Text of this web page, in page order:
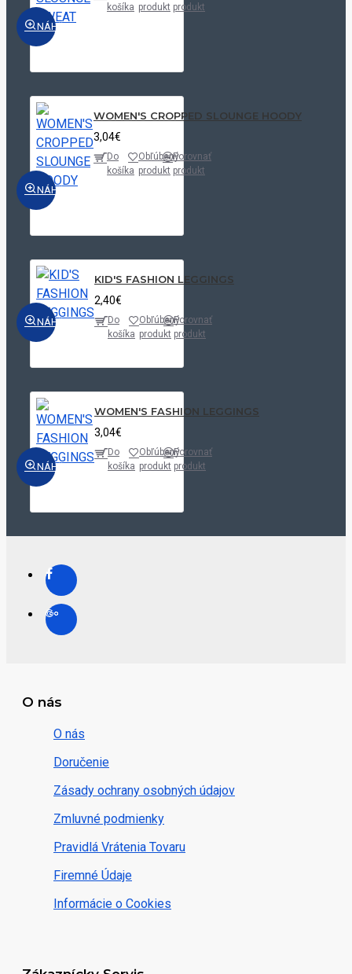
NÁHĽAD
košíka produkt produkt
NÁHĽAD
WOMEN'S CROPPED SLOUNGE HOODY
3,04€
Do
košíka
Obľúbený
produkt
Porovnať
produkt
NÁHĽAD
KID'S FASHION LEGGINGS
2,40€
Do
košíka
Obľúbený
produkt
Porovnať
produkt
NÁHĽAD
WOMEN'S FASHION LEGGINGS
3,04€
Do
košíka
Obľúbený
produkt
Porovnať
produkt
O nás
O nás
Doručenie
Zásady ochrany osobných údajov
Zmluvné podmienky
Pravidlá Vrátenia Tovaru
Firemné Údaje
Informácie o Cookies